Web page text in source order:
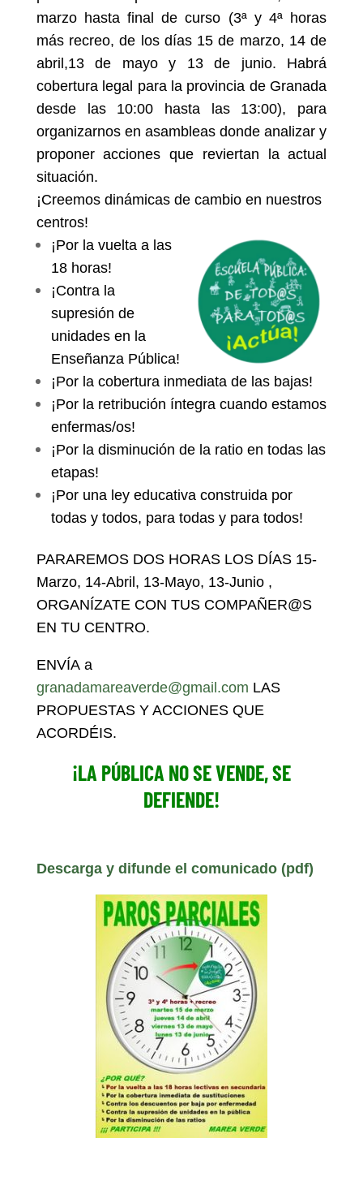
marzo hasta final de curso (3ª y 4ª horas
más recreo, de los días 15 de marzo, 14 de
abril,13 de mayo y 13 de junio. Habrá
cobertura legal para la provincia de Granada
desde las 10:00 hasta las 13:00), para
organizarnos en asambleas donde analizar y
proponer acciones que reviertan la actual
situación.
¡Creemos dinámicas de cambio en nuestros
centros!
¡Por la vuelta a las
18 horas!
¡Contra la
supresión de
unidades en la
Enseñanza Pública!
¡Por la cobertura inmediata de las bajas!
¡Por la retribución íntegra cuando estamos
enfermas/os!
¡Por la disminución de la ratio en todas las
etapas!
¡Por una ley educativa construida por
todas y todos, para todas y para todos!
PARAREMOS DOS HORAS LOS DÍAS 15-
Marzo, 14-Abril, 13-Mayo, 13-Junio ,
ORGANÍZATE CON TUS COMPAÑER@S
EN TU CENTRO.
ENVÍA a
granadamareaverde@gmail.com LAS
PROPUESTAS Y ACCIONES QUE
ACORDÉIS.
¡LA PÚBLICA NO SE VENDE, SE
DEFIENDE!
Descarga y difunde el comunicado (pdf)